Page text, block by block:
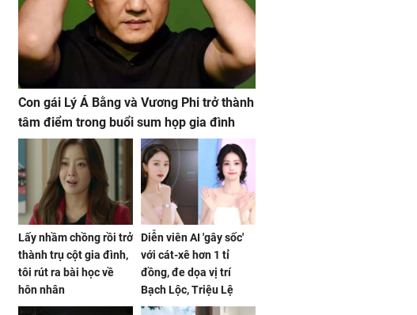
Con gái Lý Á Bằng và Vương Phi trở thành
tâm điểm trong buổi sum họp gia đình
Lấy nhầm chồng rồi trở
thành trụ cột gia đình,
tôi rút ra bài học về
hôn nhân
Diễn viên AI 'gây sốc'
với cát-xê hơn 1 tỉ
đồng, đe dọa vị trí
Bạch Lộc, Triệu Lệ
Dĩnh